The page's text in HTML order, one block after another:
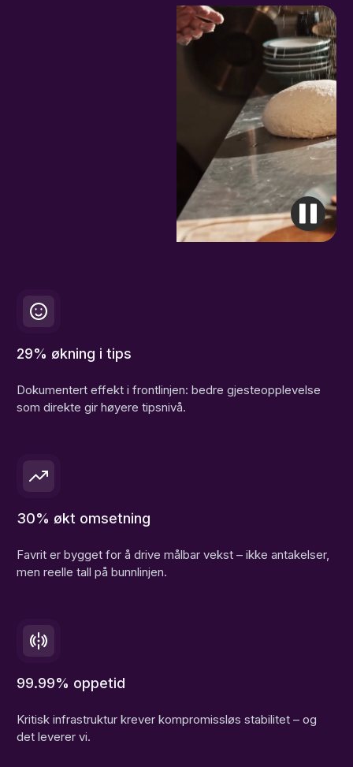
29% økning i tips
Dokumentert effekt i frontlinjen: bedre gjesteopplevelse
som direkte gir høyere tipsnivå.
30% økt omsetning
Favrit er bygget for å drive målbar vekst – ikke antakelser,
men reelle tall på bunnlinjen.
99.99% oppetid
Kritisk infrastruktur krever kompromissløs stabilitet – og
det leverer vi.